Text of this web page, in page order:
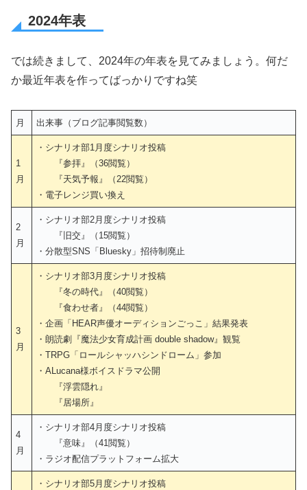
2024年表
では続きまして、2024年の年表を見てみましょう。何だ
か最近年表を作ってばっかりですね笑
月 出来事（ブログ記事閲覧数）
1
月
・シナリオ部1月度シナリオ投稿
『参拝』（36閲覧）
『天気予報』（22閲覧）
・電子レンジ買い換え
2
月
・シナリオ部2月度シナリオ投稿
『旧交』（15閲覧）
・分散型SNS「Bluesky」招待制廃止
3
月
・シナリオ部3月度シナリオ投稿
『冬の時代』（40閲覧）
『食わせ者』（44閲覧）
・企画「HEAR声優オーディションごっこ」結果発表
・朗読劇『魔法少女育成計画 double shadow』観覧
・TRPG「ロールシャッハシンドローム」参加
・ALucana様ボイスドラマ公開
『浮雲隠れ』
『居場所』
4
月
・シナリオ部4月度シナリオ投稿
『意味』（41閲覧）
・ラジオ配信プラットフォーム拡大
・シナリオ部5月度シナリオ投稿